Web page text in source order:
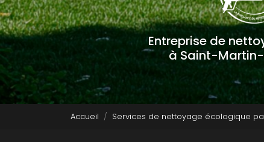
Entreprise de
à Saint-
Accueil Services de nettoyage écologique